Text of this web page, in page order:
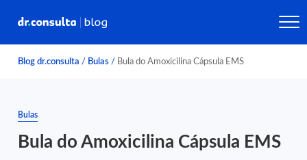
Blog dr.consulta / Bulas / Bula do Amoxicilina Cápsula EMS
Bulas
Bula do Amoxicilina Cápsula EMS